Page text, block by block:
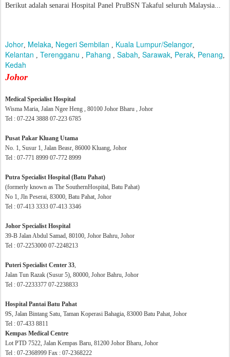
Berikut adalah senarai Hospital Panel PruBSN Takaful seluruh Malaysia...
Johor, Melaka, Negeri Sembilan , Kuala Lumpur/Selangor,
Kelantan , Terengganu , Pahang , Sabah, Sarawak, Perak, Penang,
Kedah
Johor
Medical Specialist Hospital
Wisma Maria, Jalan Ngee Heng , 80100 Johor Bharu , Johor
Tel : 07-224 3888 07-223 6785
Pusat Pakar Kluang Utama
No. 1, Susur 1, Jalan Beasr, 86000 Kluang, Johor
Tel : 07-771 8999 07-772 8999
Putra Specialist Hospital (Batu Pahat)
(formerly known as The SouthernHospital, Batu Pahat)
No 1, Jln Peserai, 83000, Batu Pahat, Johor
Tel : 07-413 3333 07-413 3346
Johor Specialist Hospital
39-B Jalan Abdul Samad, 80100, Johor Bahru, Johor
Tel : 07-2253000 07-2248213
Puteri Specialist Center 33,
Jalan Tun Razak (Susur 5), 80000, Johor Bahru, Johor
Tel : 07-2233377 07-2238833
Hospital Pantai Batu Pahat
9S, Jalan Bintang Satu, Taman Koperasi Bahagia, 83000 Batu Pahat, Johor
Tel : 07-433 8811
Kempas Medical Centre
Lot PTD 7522, Jalan Kempas Baru, 81200 Johor Bharu, Johor
Tel : 07-2368999 Fax : 07-2368222